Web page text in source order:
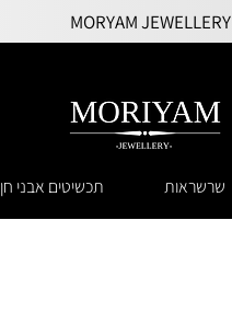
MORYAM JEWELLERY
שרשראות תכשיטים אבני חן